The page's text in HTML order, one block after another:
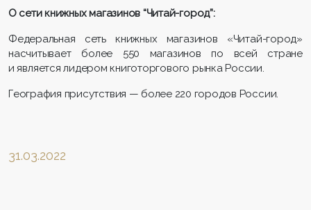
О сетикнижных магазинов “Читай-город”:
Федеральная сеть книжных магазинов «Читай-город»
насчитывает более 550 магазинов по всей стране
и является лидером книготоргового рынка России.
География присутствия — более 220 городов России.
31.03.2022